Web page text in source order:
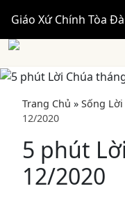
Giáo Xứ Chính Tòa
Trang Chủ » Sống Lời
12/2020
5 phút
12/2020